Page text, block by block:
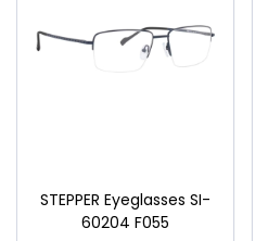
STEPPER Eyeglasses SI-
60204 F055